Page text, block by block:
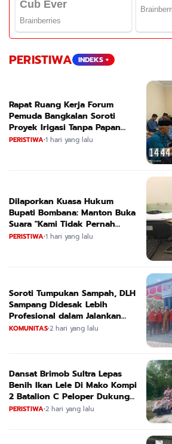
PERISTIWA INDEKS +
Rapat Ruang Kerja Forum
Pemuda Bangkalan Soroti
Proyek Irigasi Tanpa Papan
Nama
PERISTIWA•1 hari yang lalu
Dilaporkan Kuasa Hukum
Bupati Bombana: Manton Buka
Suara "Kami Tidak Pernah
Menutup Ruang Hak Jawab"
PERISTIWA•1 hari yang lalu
Soroti Tumpukan Sampah, DLH
Sampang Didesak Lebih
Profesional dalam Jalankan
Tugas
KOMUNITAS•2 hari yang lalu
Dansat Brimob Sultra Lepas
Benih Ikan Lele Di Mako Kompi
2 Batalion C Peloper Dukung
ketahanan Pangan Nasional
PERISTIWA•2 hari yang lalu